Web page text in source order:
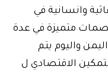
وانسانية في
متميزة في عدة
واليوم يتم
الاقتصادي ل